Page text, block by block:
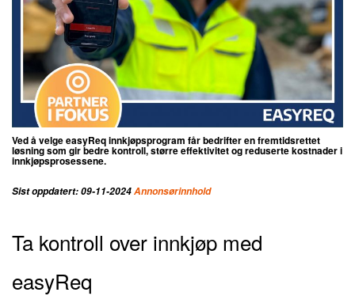
Ved å velge easyReq innkjøpsprogram får bedrifter en fremtidsrettet
løsning som gir bedre kontroll, større effektivitet og reduserte kostnader i
innkjøpsprosessene.
Sist oppdatert: 09-11-2024Annonsørinnhold
Ta kontroll over innkjøp med
easyReq